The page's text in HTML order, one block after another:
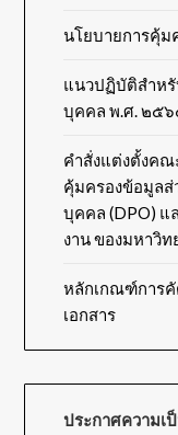
นโยบายการคุ้
แนวปฏิบัติสำห
บุคคล พ.ศ. ๒๕
คำสั่งแต่งตั้งคณ
คุ้มครองข้อมูล
บุคคล (DPO)
งาน ของมหาวิ
หลักเกณฑ์การคั
เอกสาร
ประกาศความเ